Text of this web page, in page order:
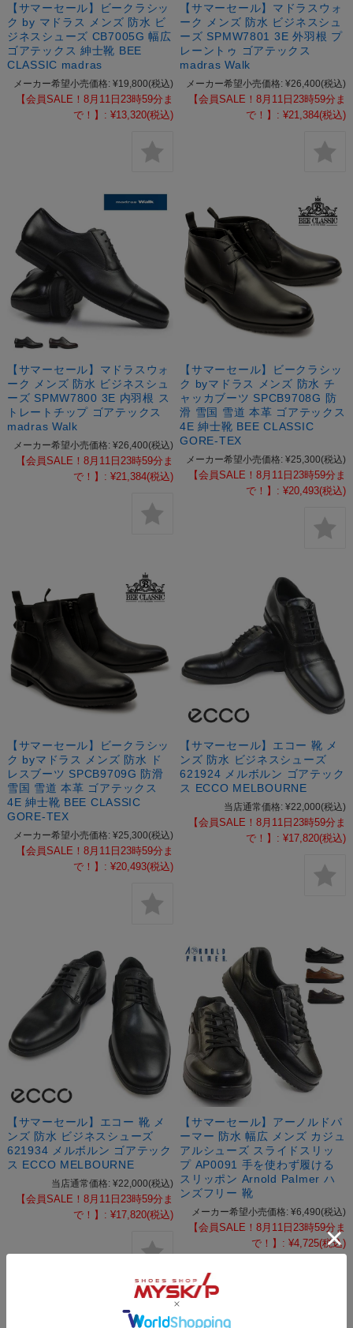
【サマーセール】ビークラシッ
ク by マドラス メンズ 防水 ビ
ジネスシューズ CB7005G 幅広
ゴアテックス 紳士靴 BEE
CLASSIC madras
メーカー希望小売価格: ¥19,800(税込)
【会員SALE！8月11日23時59分ま
で！】: ¥13,320(税込)
【サマーセール】マドラスウォ
ーク メンズ 防水 ビジネスシュ
ーズ SPMW7801 3E 外羽根 プ
レーントゥ ゴアテックス
madras Walk
メーカー希望小売価格: ¥26,400(税込)
【会員SALE！8月11日23時59分ま
で！】: ¥21,384(税込)
【サマーセール】マドラスウォ
ーク メンズ 防水 ビジネスシュ
ーズ SPMW7800 3E 内羽根 ス
トレートチップ ゴアテックス
madras Walk
メーカー希望小売価格: ¥26,400(税込)
【会員SALE！8月11日23時59分ま
で！】: ¥21,384(税込)
【サマーセール】ビークラシッ
ク byマドラス メンズ 防水 チ
ャッカブーツ SPCB9708G 防
滑 雪国 雪道 本革 ゴアテックス
4E 紳士靴 BEE CLASSIC
GORE-TEX
メーカー希望小売価格: ¥25,300(税込)
【会員SALE！8月11日23時59分ま
で！】: ¥20,493(税込)
【サマーセール】ビークラシッ
ク byマドラス メンズ 防水 ド
レスブーツ SPCB9709G 防滑
雪国 雪道 本革 ゴアテックス
4E 紳士靴 BEE CLASSIC
GORE-TEX
メーカー希望小売価格: ¥25,300(税込)
【会員SALE！8月11日23時59分ま
で！】: ¥20,493(税込)
【サマーセール】エコー 靴 メ
ンズ 防水 ビジネスシューズ
621924 メルボルン ゴアテック
ス ECCO MELBOURNE
当店通常価格: ¥22,000(税込)
【会員SALE！8月11日23時59分ま
で！】: ¥17,820(税込)
【サマーセール】エコー 靴 メ
ンズ 防水 ビジネスシューズ
621934 メルボルン ゴアテック
ス ECCO MELBOURNE
当店通常価格: ¥22,000(税込)
【会員SALE！8月11日23時59分ま
で！】: ¥17,820(税込)
【サマーセール】アーノルドパ
ーマー 防水 幅広 メンズ カジュ
アルシューズ スライドスリッ
プ AP0091 手を使わず履ける
スリッポン Arnold Palmer ハ
ンズフリー 靴
メーカー希望小売価格: ¥6,490(税込)
【会員SALE！8月11日23時59分ま
で！】: ¥4,725(税込)